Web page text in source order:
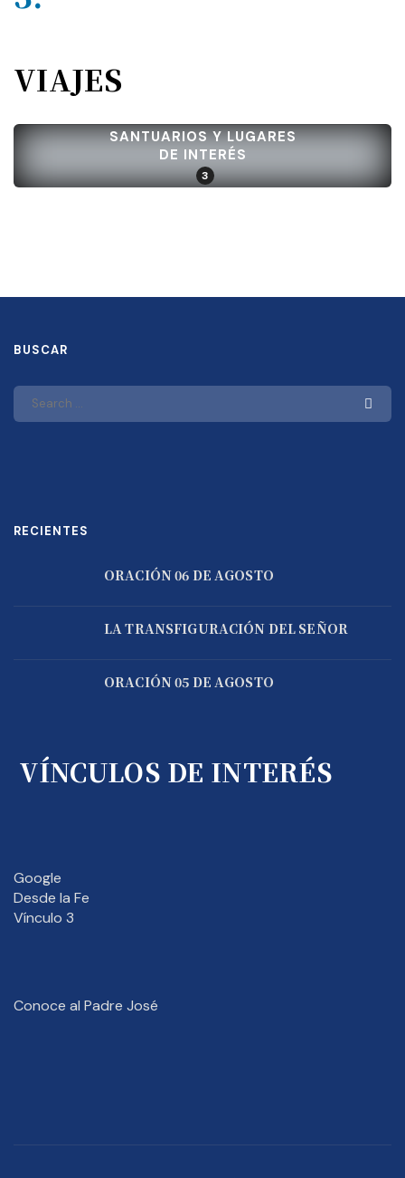
VIAJES
SANTUARIOS Y LUGARES
DE INTERÉS
3
BUSCAR
RECIENTES
ORACIÓN 06 DE AGOSTO
LA TRANSFIGURACIÓN DEL SEÑOR
ORACIÓN 05 DE AGOSTO
VÍNCULOS DE INTERÉS
Google
Desde la Fe
Vínculo 3
Conoce al Padre José